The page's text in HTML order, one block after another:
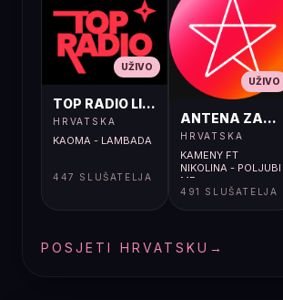
UŽIVO
TOP RADIO LIVE
HRVATSKA
KAOMA - LAMBADA
447 SLUŠATELJA
UŽIVO
ANTENA
HRVATSKA
KAMENY FT
NIKOLINA - POLJUBI
ME
491 SLUŠATELJA
POSJETI HRVATSKU →